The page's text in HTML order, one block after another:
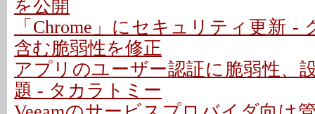
を公開
「Chrome」にセキュリティ更新 -
含む脆弱性を修正
アプリのユーザー認証に脆弱性、
題 - タカラトミー